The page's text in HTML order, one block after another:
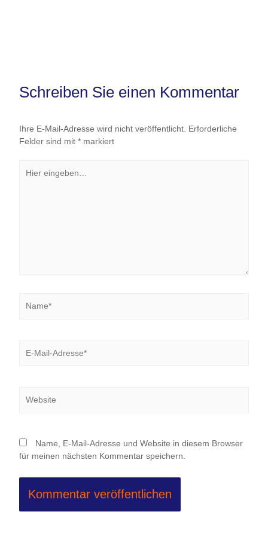
Schreiben Sie einen Kommentar
Ihre E-Mail-Adresse wird nicht veröffentlicht. Erforderliche
Felder sind mit *markiert
eingeben…
Mail-
Name, E-Mail-Adresse und Website in diesem Browser
für meinen nächsten Kommentar speichern.